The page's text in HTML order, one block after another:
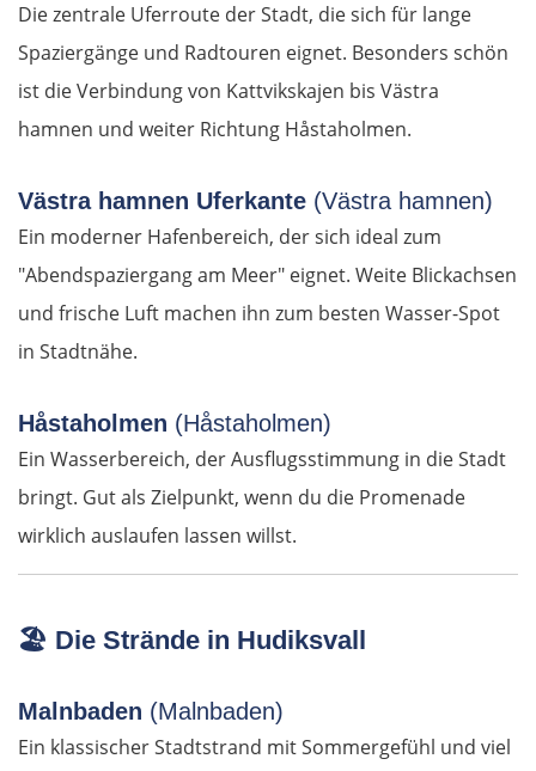
Die zentrale Uferroute der Stadt, die sich für lange
Spaziergänge und Radtouren eignet. Besonders schön
ist die Verbindung von Kattvikskajen bis Västra
hamnen und weiter Richtung Håstaholmen.
Västra hamnen Uferkante (Västra hamnen)
Ein moderner Hafenbereich, der sich ideal zum
"Abendspaziergang am Meer" eignet. Weite Blickachsen
und frische Luft machen ihn zum besten Wasser-Spot
in Stadtnähe.
Håstaholmen (Håstaholmen)
Ein Wasserbereich, der Ausflugsstimmung in die Stadt
bringt. Gut als Zielpunkt, wenn du die Promenade
wirklich auslaufen lassen willst.
🏖️ Die Strände in Hudiksvall
Malnbaden (Malnbaden)
Ein klassischer Stadtstrand mit Sommergefühl und viel
Montpellier
Carcassonne
Ax-les-Thermes
Andorra la Vella
Spanien Süd
Solsona
Manresa
Amposta